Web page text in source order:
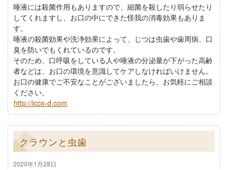
唾液には殺菌作用もありますので、細菌を殺したり弱らせたり
してくれますし、お口の中にできた怪我の消毒効果もありま
す。
唾液の殺菌効果や洗浄効果によって、じつは虫歯や歯周病、口
臭を防いでもくれているのです。
そのため、口呼吸をしている人や唾液の分泌量が下がった高齢
者などは、お口の環境を意識してケアしなければいけません。
お口の健康でご不安なことがございましたら、お気軽にご相談
ください。
http://icco-d.com
クラウンと虫歯
2020年1月28日